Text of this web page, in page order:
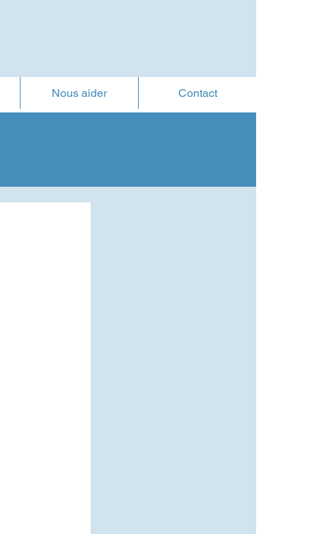
Nous aider Contact